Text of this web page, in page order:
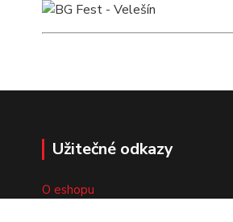
Užitečné odkazy
O eshopu